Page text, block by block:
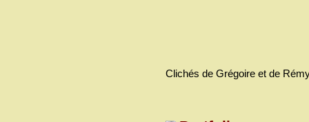
Clichés de Grégoire et de